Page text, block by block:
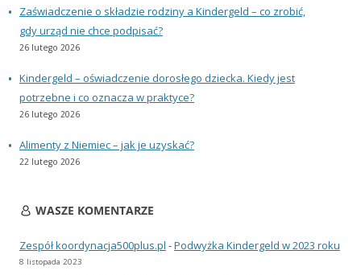
Zaświadczenie o składzie rodziny a Kindergeld – co zrobić,
gdy urząd nie chce podpisać?
26 lutego 2026
Kindergeld – oświadczenie dorosłego dziecka. Kiedy jest
potrzebne i co oznacza w praktyce?
26 lutego 2026
Alimenty z Niemiec – jak je uzyskać?
22 lutego 2026
WASZE KOMENTARZE
Zespół koordynacja500plus.pl -Podwyżka Kindergeld w 2023 roku
8 listopada 2023